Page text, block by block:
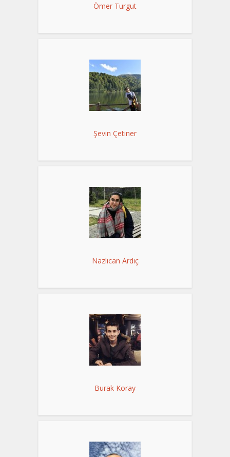
Ömer Turgut
Şevin Çetiner
Nazlıcan Ardıç
Burak Koray